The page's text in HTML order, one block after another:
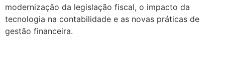
modernização da legislação fiscal, o impacto da
tecnologia na contabilidade e as novas práticas de
gestão financeira.